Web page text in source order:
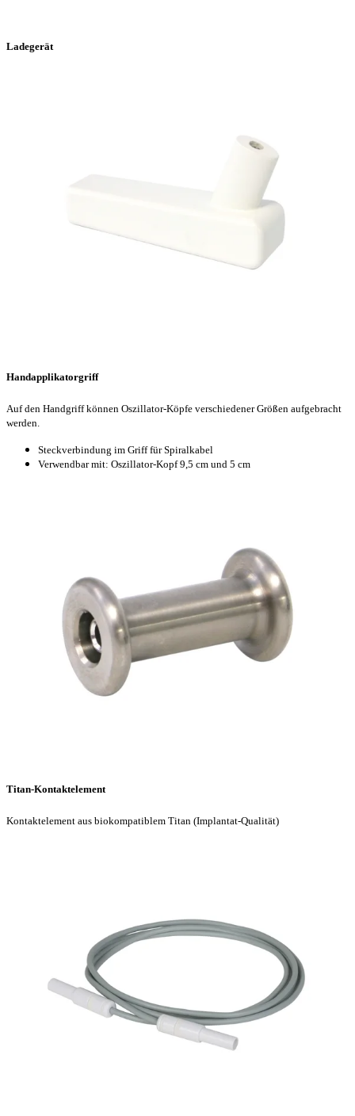
Ladegerät
Handapplikatorgriff
Auf den Handgriff können Oszillator-Köpfe verschiedener Größen aufgebracht
werden.
Steckverbindung im Griff für Spiralkabel
Verwendbar mit: Oszillator-Kopf 9,5 cm und 5 cm
Titan-Kontaktelement
Kontaktelement aus biokompatiblem Titan (Implantat-Qualität)